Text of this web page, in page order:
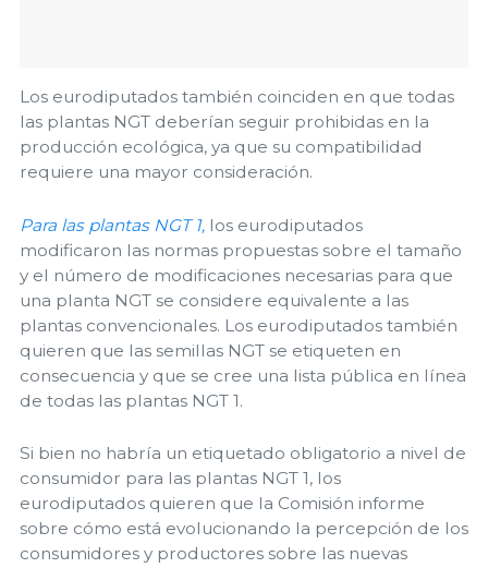
Los eurodiputados también coinciden en que todas
las plantas NGT deberían seguir prohibidas en la
producción ecológica, ya que su compatibilidad
requiere una mayor consideración.
Para las plantas NGT 1, los eurodiputados
modificaron las normas propuestas sobre el tamaño
y el número de modificaciones necesarias para que
una planta NGT se considere equivalente a las
plantas convencionales. Los eurodiputados también
quieren que las semillas NGT se etiqueten en
consecuencia y que se cree una lista pública en línea
de todas las plantas NGT 1.
Si bien no habría un etiquetado obligatorio a nivel de
consumidor para las plantas NGT 1, los
eurodiputados quieren que la Comisión informe
sobre cómo está evolucionando la percepción de los
consumidores y productores sobre las nuevas